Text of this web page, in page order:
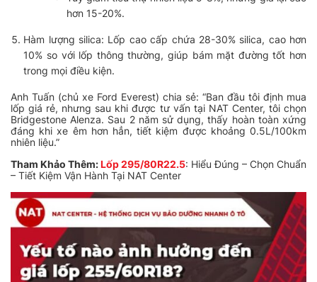
hơn 15-20%.
Hàm lượng silica: Lốp cao cấp chứa 28-30% silica, cao hơn
10% so với lốp thông thường, giúp bám mặt đường tốt hơn
trong mọi điều kiện.
Anh Tuấn (chủ xe Ford Everest) chia sẻ: “Ban đầu tôi định mua
lốp giá rẻ, nhưng sau khi được tư vấn tại NAT Center, tôi chọn
Bridgestone Alenza. Sau 2 năm sử dụng, thấy hoàn toàn xứng
đáng khi xe êm hơn hẳn, tiết kiệm được khoảng 0.5L/100km
nhiên liệu.”
Tham Khảo Thêm:Lốp 295/80R22.5: Hiểu Đúng – Chọn Chuẩn
– Tiết Kiệm Vận Hành Tại NAT Center